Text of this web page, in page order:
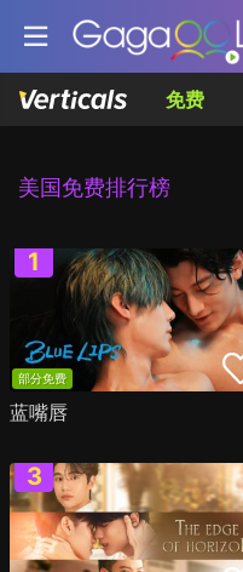
免费
美国免费排行榜
部分免费
蓝嘴唇